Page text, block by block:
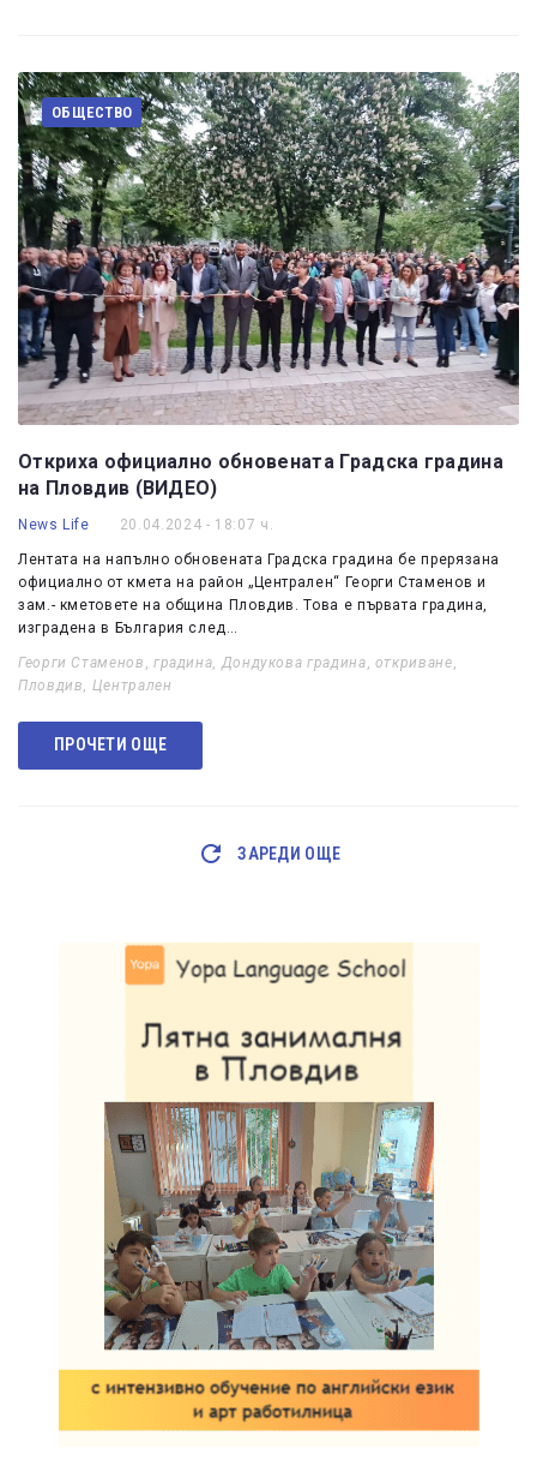
ОБЩЕСТВО
Откриха официално обновената Градска градина
на Пловдив (ВИДЕО)
News Life 20.04.2024 - 18:07 ч.
Лентата на напълно обновената Градска градина бе прерязана
официално от кмета на район „Централен“ Георги Стаменов и
зам.- кметовете на община Пловдив. Това е първата градина,
изградена в България след…
Георги Стаменов градина Дондукова градина откриване
Пловдив
Централен
ПРОЧЕТИ ОЩЕ
ЗАРЕДИ ОЩЕ